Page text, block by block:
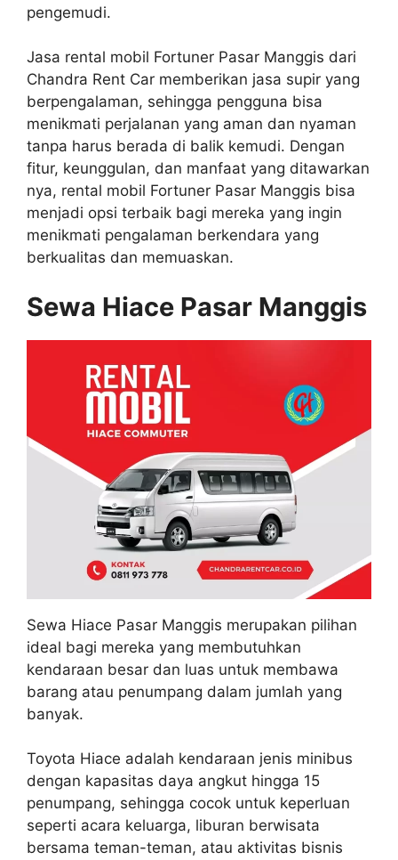
pengemudi.
Jasa rental mobil Fortuner Pasar Manggis dari
Chandra Rent Car memberikan jasa supir yang
berpengalaman, sehingga pengguna bisa
menikmati perjalanan yang aman dan nyaman
tanpa harus berada di balik kemudi. Dengan
fitur, keunggulan, dan manfaat yang ditawarkan
nya, rental mobil Fortuner Pasar Manggis bisa
menjadi opsi terbaik bagi mereka yang ingin
menikmati pengalaman berkendara yang
berkualitas dan memuaskan.
Sewa Hiace Pasar Manggis
Sewa Hiace Pasar Manggis merupakan pilihan
ideal bagi mereka yang membutuhkan
kendaraan besar dan luas untuk membawa
barang atau penumpang dalam jumlah yang
banyak.
Toyota Hiace adalah kendaraan jenis minibus
dengan kapasitas daya angkut hingga 15
penumpang, sehingga cocok untuk keperluan
seperti acara keluarga, liburan berwisata
bersama teman-teman, atau aktivitas bisnis